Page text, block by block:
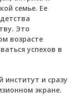
семье. Ее
Это
возрасте
успехов в
и сразу
экране.